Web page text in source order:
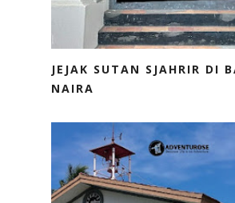
JEJAK SUTAN SJAHRIR DI
NAIRA